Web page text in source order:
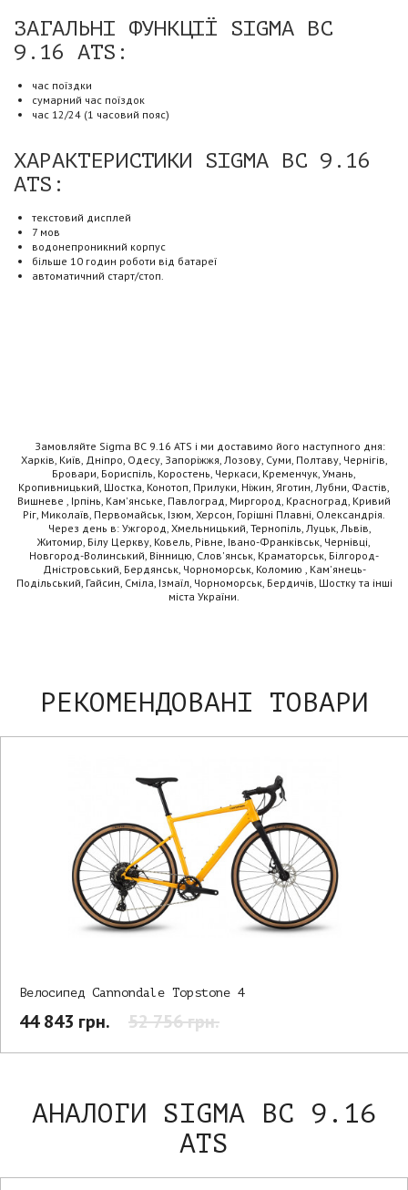
ЗАГАЛЬНІ ФУНКЦІЇ SIGMA BC
9.16 ATS:
час поїздки
сумарний час поїздок
час 12/24 (1 часовий пояс)
ХАРАКТЕРИСТИКИ SIGMA BC 9.16
ATS:
текстовий дисплей
7 мов
водонепроникний корпус
більше 10 годин роботи від батареї
автоматичний старт/стоп.
Замовляйте Sigma BC 9.16 ATS і ми доставимо його наступного дня:
Харків, Київ, Дніпро, Одесу, Запоріжжя, Лозову, Суми, Полтаву, Чернігів,
Бровари, Бориспіль, Коростень, Черкаси, Кременчук, Умань,
Кропивницький, Шостка, Конотоп, Прилуки, Ніжин, Яготин, Лубни, Фастів,
Вишневе , Ірпінь, Кам'янське, Павлоград, Миргород, Красноград, Кривий
Ріг, Миколаїв, Первомайськ, Ізюм, Херсон, Горішні Плавні, Олександрія.
Через день в: Ужгород, Хмельницький, Тернопіль, Луцьк, Львів,
Житомир, Білу Церкву, Ковель, Рівне, Івано-Франківськ, Чернівці,
Новгород-Волинський, Вінницю, Слов'янськ, Краматорськ, Білгород-
Дністровський, Бердянськ, Чорноморськ, Коломию , Кам'янець-
Подільський, Гайсин, Сміла, Ізмаїл, Чорноморськ, Бердичів, Шостку та інші
міста України.
РЕКОМЕНДОВАНІ ТОВАРИ
Велосипед Cannondale Topstone 4
44 843 грн. 52 756 грн.
АНАЛОГИ SIGMA BC 9.16
ATS